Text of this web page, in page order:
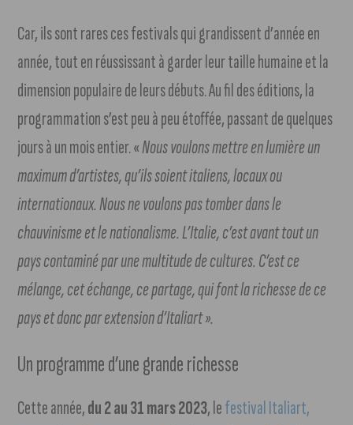
Car, ils sont rares ces festivals qui grandissent d’année en
année, tout en réussissant à garder leur taille humaine et la
dimension populaire de leurs débuts. Au fil des éditions, la
programmation s’est peu à peu étoffée, passant de quelques
jours à un mois entier. «Nous voulons mettre en lumière un
maximum d’artistes, qu’ils soient italiens, locaux ou
internationaux. Nous ne voulons pas tomber dans le
chauvinisme et le nationalisme. L’Italie, c’est avant tout un
pays contaminé par une multitude de cultures. C’est ce
mélange, cet échange, ce partage, qui font la richesse de ce
pays et donc par extension d’Italiart ».
Un programme d’une grande richesse
Cette année,du 2 au 31 mars 2023, lefestival Italiart,